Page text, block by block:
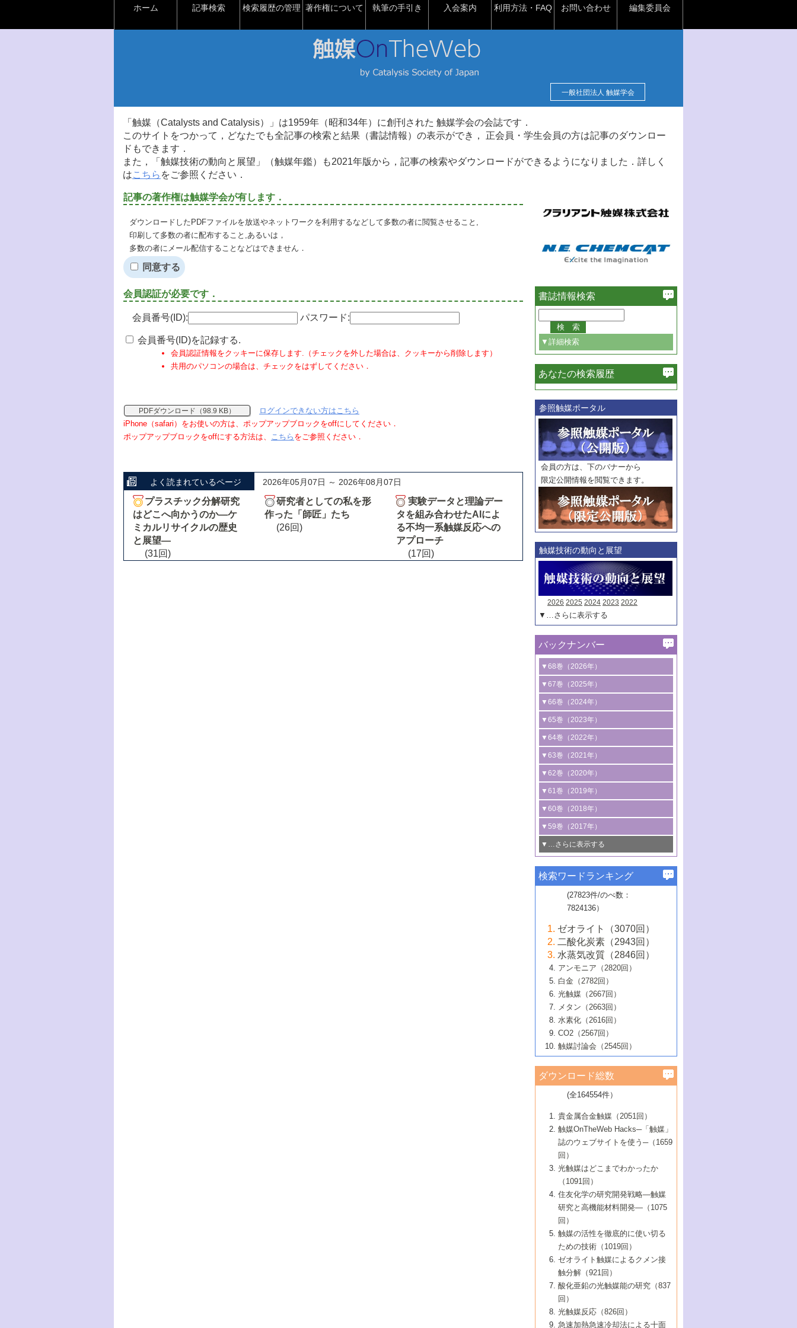
ホーム 記事検索 検索履歴の管理 著作権について 執筆の手引き 入会案内 利用方法・FAQ お問い合わせ 編集委員会
一般社団法人 触媒学会
「触媒（Catalysts and Catalysis）」は1959年（昭和34年）に創刊された 触媒学会の会誌です．
このサイトをつかって，どなたでも全記事の検索と結果（書誌情報）の表示ができ， 正会員・学生会員の方は記事のダウンロー
ドもできます．
また，「触媒技術の動向と展望」（触媒年鑑）も2021年版から，記事の検索やダウンロードができるようになりました．詳しく
はこちら をご参照ください．
記事の著作権は触媒学会が有します．
ダウンロードしたPDFファイルを放送やネットワークを利用するなどして多数の者に閲覧させること,
印刷して多数の者に配布すること,あるいは，
多数の者にメール配信することなどはできません．
同意する
会員認証が必要です．
会員番号(ID): パスワード:
会員番号(ID)を記録する.
会員認証情報をクッキーに保存します.（チェックを外した場合は、クッキーから削除します）
共用のパソコンの場合は、チェックをはずしてください．
PDFダウンロード（98.9 KB）
ログインできない方はこちら
iPhone（safari）をお使いの方は、ポップアップブロックをoffにしてください．
ポップアップブロックをoffにする方法は、 こちら をご参照ください．
よく読まれているページ 2026年05月07日 ～ 2026年08月07日
プラスチック分解研究
はどこへ向かうのか―ケ
ミカルリサイクルの歴史
と展望―
(31回)
研究者としての私を形
作った「師匠」たち
(26回)
実験データと理論デー
タを組み合わせたAIによ
る不均一系触媒反応への
アプローチ
(17回)
書誌情報検索
▼詳細検索
必ず含む
巻・号指定
巻
号
範囲指定
巻
号～
巻
号
触媒年鑑
年度
記事種別
マーク：
マークあり
あなたの検索履歴
参照触媒ポータル
会員の方は、下のバナーから
限定公開情報を閲覧できます。
触媒技術の動向と展望
2026 2025 2024 2023 2022
▼…さらに表示する
バックナンバー
▼68巻（2026年）
1号 過酸化水素合成に関する研究動向
2号 コンピューター技術により加速する
触媒開発
3号 有機分子変換やCO 資源化のための
光触媒に関する最近の研究
B号 第137回触媒討論会（2026年）
▼67巻（2025年）
1号 CO
水素化によるグリーン燃料/グリ
ーンケミカル製造
2号 水素製造のための水分解技術に関す
る最近の研究
3号 オレフィン系樹脂の精密合成に関す
る最新技術
4号 アルコール類の効率的変換を実現す
る非貴金属触媒の研究動向
5号 ゼオライトの合成と応用における研
究動向
6号 ヘテロ接合界面
B号 第135回触媒討論会（2025年）
▼66巻（2024年）
1号 低次元ナノ構造を有する触媒材料
2号 規制反応場を活用した固体触媒研究
の新展開
3号 未踏分子変換を目指した酸化触媒プ
ロセスの最前線
4号 シンクロトロン放射光および中性子
線を利用した触媒解析技術の最先端
5号 単原子触媒
6号 参照触媒委員会からのお知らせ
B号 第133回触媒討論会（2023年）
▼65巻（2023年）
1号 炭素が関わる触媒機能
2号 プラスチックケミカルリサイクルの
ための触媒技術
3号 非酸化物系金属化合物を基盤とした
触媒材料の開発
4号 格子酸素・格子酸素欠陥を利用した
触媒反応
5号 生体触媒によるエネルギー変換反応
6号 窒素とリンの循環のための触媒・機
能性材料
▼64巻（2022年）
1号 合成ガス製造とCOを用いるケミカル
ズ合成の最新動向
2号 化学品合成のための合金触媒開発
3号 CO の排出削減および有効活用のた
めの触媒技術
4号 若手による情報発信企画～とびたて
若き触媒の研究者たち～（1）
若き触媒の研究者たち～（2）
6号 石油のノーブル・ユースを志向した
触媒技術
大学：オンライン・対面開催）
▼63巻（2021年）
1号 金触媒の新展開
2号 ペロブスカイト
3号 特殊反応場を利用した触媒的分子変
換反応
4号 多孔質材料を用いた触媒の新展開
5号 情報学的手法を用いた触媒開発
6号 カーボンニュートラルに向けた電解
技術
B号 第127回触媒討論会（2021年・オン
ライン開催(Zoom)のみ）
▼62巻（2020年）
1号 触媒設計を拓く欠陥構造のキャラク
タリゼーション
2号 機能化学品製造に資するクリーンな
触媒的酸化反応
3号 水処理のための触媒化学
4号 光触媒を用いた水分解の最新の研究
動向
5号 次世代の触媒プロセスを支えるマイ
6号 メタン転換技術の最新動向
B号 第125回触媒討論会（2020年・工学
院大学）
▼61巻（2019年）
1号 物質移動制御に着目した触媒プロセ
ス開発
2号 CO2 フリー水素サプライチェーンに
関わる触媒開発動向
3号 精密高分子合成に関する最近の研究
動向
4号 バイオマス化成品製造のための触媒
5号 固体触媒による含窒素有機化合物変
換の最前線
6号 貴金属使用量低減に向けた自動車排
ガス浄化触媒の開発
B号 第123回触媒討論会（2019年・大阪
▼60巻（2018年）
1号 固体酸触媒の最新の研究動向
2号 二酸化炭素からの有用化学品合成
3号 ナノ粒子・クラスター触媒の最前線
4号 60周年記念企画
5号 進化するゼオライト合成技術
6号 非貴金属系触媒における電気化学的
B号 第121回触媒討論会（2018年・東京
大学）
▼59巻（2017年）
1号 いたるところに，触媒
最先端技術
3号 無機分離膜材料の開発と触媒反応プ
ロセスへの適用
5号 水素のふるまいを解き明かす最先端
研究
6号 低級アルカンの有効利用のための触
媒技術
B号 第119回触媒討論会（2017年・首都
大学東京）
▼…さらに表示する
1号 ユニークな構造の高分子を生み出す触
2号 リグニンからの化成品製造に向けた触
媒技術
3号 触媒研究の最先端～とびたて若き研究
者たち～（1）
4号 触媒研究の最先端～とびたて若き研究
者たち～（2）
5号 触媒研究の最先端～とびたて若き研究
者たち～（3）
6号 イオニクス材料と燃料電池・電解合成
の最新の研究動向
B号 第117回触媒討論会（2016年・大阪府
立大学）
▼57巻（2015年）
1号 水素キャリアにかかわる触媒技術の新
2号 石油精製用触媒の最近の進展
3号 固体酸化物形燃料電池（SOFC）におけ
るアノード触媒上での燃料直接改質技術
4号 コアシェル構造の制御による触媒機能
5号 工業触媒およびその周辺技術の最近の
進歩
6号 ナノシート
B号 第115回触媒討論会（2015年・成蹊大
▼56巻（2014年）
2号 光触媒反応機構に関する最新の研究動
向
開発動向
4号 人工光合成に向けた近年のアプローチ
5号 未利用熱エネルギーの有効活用に貢献
する触媒技術
6号 ポリオキソメタレート
B号 第113回触媒討論会（2014年・ロワジ
ールホテル豊橋）
1号 高耐久性燃料電池システム用触媒にお
ける新展開
2号 リビングラジカル重合の最近の動向
3号 天然ガスの化学工業的展開に関する触
媒技術
4号 貴金属触媒の精密構造制御とその活用
5号 バイオマス化成品製造のための固体触
6号 ナノ空間─吸着状態解析から新機能開拓
B号 第111回触媒討論会（2013年・関西大
▼54巻（2012年）
1号 規則性多孔体の利用技術における最近
の進歩
2号 第109回触媒討論会
3号 貴金属低減技術の最新動向
4号 貴金属代替技術の最新動向
5号 光触媒による物質変換反応の新展開
6号 グラフェン
7号 水素を利用する化成品合成の新潮流
▼53巻（2011年）
1号 金属学から見る合金触媒の新展開
2号 第107回触媒討論会
3号 触媒のその場観察法の進歩（１）
4号 触媒のその場観察法の進歩（２）
5号 不活性結合の触媒的活性化による有機
合成
6号 新しい固体酸触媒技術
7号 ゼオライト合成における最近の進歩
▼52巻（2010年）
1号 触媒の劣化対策と長寿命触媒開発
2号 第105回触媒討論会
3号 ナノ構造が拓く新機能
4号 活性サイトおよびその環境の精密な設
計による触媒の高機能化
5号 触媒を有効に使うための技術
7号 有機分子触媒による精密有機合成
8号 高機能化ポリオレフィンに向けた重合
触媒の最近の進展
1号 炭素材料－熱い注目を集める材料－
2号 第103回触媒討論会
3号 環境浄化用光触媒の現状と課題
4号 水素社会の実現に向けた水素製造・貯
蔵技術の進歩
5号 CO2が関わる触媒・材料
7号 持続可能社会実現のための触媒および
触媒関連技術
▼50巻（2008年）
1号 触媒化学と学会のこの10年，半世紀，
そして未来
2号 第101回触媒討論会
4号 錯体を利用したユニークな表面構造の
構築と機能
5号 若手会員による触媒研究の未来展望1：
企業編
6号 第102回触媒討論会
7号 触媒・化学反応における計算化学の進
8号 若手研究者による触媒研究の未来展望
2：大学・研究所編
▼49巻（2007年）
1号 含フッ素化合物の合成と触媒
2号 第99回触媒討論会
3号 実用的ファインケミカル合成プロセス
を実現する触媒
5号 こんな物質，あんな物質―新たな触媒
の可能性―
7号 『結晶の化学』を活かした触媒研究
8号 イオン液体の応用
▼48巻（2006年）
1号 固体酸触媒の最近の進歩
2号 第97回触媒討論会
3号 リビング重合触媒の最近の展開
5号 水素製造・貯蔵のための触媒技術の新
しい展開
6号 第98回触媒討論会
7号 基礎化学品製造の触媒技術
8号 多機能型リアクター
1号 最近の触媒担体とその効果
2号 第95回触媒討論会
4号 水分解用光触媒材料
5号 時間分解分光の進歩と応用
6号 第96回触媒討論会
8号 超臨界流体を用いた化学プロセスの新
▼46巻（2004年）
1号 部分酸化反応触媒の最前線
2号 第93回触媒討論会
3号 特殊エネルギー場の触媒反応
4号 生体内における金属の触媒作用
5号 ファインケミカルズの展開に寄与する
6号 第94回触媒討論会
7号 サブナノレベルでみた新しい表面現象
8号 オレフィン重合触媒の新たな展
▼45巻（2003年）
1号 なぜこの触媒が良いのか？
2号 第91回触媒討論会
3号 最近の自動車排ガス処理技術
4号 触媒研究の現状と将来─第90回触媒討論
5号 基礎化学品製造の触媒技術
6号 第92回触媒討論会
7号 基礎化学品製造の触媒技術
8号 資源の循環と触媒技術
▼44巻（2002年）
1号 高次制御された触媒の化学
2号 第89回触媒討論会
3号 触媒を利用した電気化学の新展開
4号 ナノ材料の調製と機能化
5号 こんな触媒が欲しい
6号 第90回触媒討論会
7号 触媒研究と学術雑誌/情報
8号 若い世代からみた触媒化学の現状と未
▼43巻（2001年）
1号 グリーンケミストリーと触媒
2号 第87回触媒討論会特集号
3号 生体触媒とバイオプロセス
4号 水素製造・利用の触媒化学
5号 触媒研究における新しい切り口：コン
ビナトリアルケミストリー
6号 第88回触媒討論会特集号
7号 企業における触媒研究のブレークスル
8号 この材料を触媒として使ってみません
▼42巻（2000年）
1号 触媒反応工学の明日を拓く
2号 第85回触媒討論会
3号 反応ダイナミクス
5号 触媒のおもしろさをどのように伝える
6号 第86回触媒討論会
7号 水素化精製触媒の新しい展開
8号 新しい反応性と機能性を目指した金属
クラスタ-化学
▼41巻（1999年）
1号 孔、穴、あな?-特異な空間とその利用-
2号 第83回触媒討論会
3号 均一系触媒反応最前線
4号 実用炭素材料の新展開
5号 研究の方法論を考える
7号 機能性金属材料と触媒
8号 触媒研究へのNMRの応用と展望
▼40巻（1998年）
進展と21世紀への提言/創立40周年記念・触
媒学会この10年の歩みとこれから/創立40周
2号 第81回触媒討論会
3号 計算機触媒化学へのさそい
4号 触媒劣化の制御と予測
5号 最新の実用プロセスと触媒
6号 第82回触媒討論会
1号 均一系と不均一系触媒反応-その特徴と
接点
2号 第79回触媒討論会
3号 最新NO除去触媒の実用化研究
4号 新しい反応場を目指した触媒調製
5号 反応・分離技術の新しい展開
6号 第80回触媒討論会
▼38巻（1996年）
1号 触媒の構造と触媒作用/C1化学を中心と
する21世紀への触媒
3号 オリンピックメダル:金・銀・銅はどん
な触媒作用を示すか
4号 触媒作用における機能の複合化
▼37巻（1995年）
1号 ファインケミカルズと固体触媒
2号 第75回触媒討論会
3号 希土類を利用した触媒
4号 触媒とリサイクル
5号 エネルギー変換触媒
▼36巻（1994年）
1号 電気化学と触媒
2号 第73回触媒討論会
3号 C4化学の展開
4号 《通常号》
▼35巻（1993年）
1号 工業触媒開発マニュアル―探索から工
業化まで
2号 第71回触媒討論会
▼34巻（1992年）
1号 インパクトを与えたこの研究
2号 第69回触媒討論会
▼33巻（1991年）
1号 触媒プロセス開発マニュアル―探索か
▼32巻（1990年）
検索ワードランキング
(27823件/のべ数：
7824136）
ゼオライト（3070回）
二酸化炭素（2943回）
水蒸気改質（2846回）
アンモニア（2820回）
白金（2782回）
光触媒（2667回）
メタン（2663回）
水素化（2616回）
CO2（2567回）
触媒討論会（2545回）
ダウンロード総数
(全164554件）
貴金属合金触媒（2051回）
触媒OnTheWeb Hacks─「触媒」
誌のウェブサイトを使う─（1659
回）
光触媒はどこまでわかったか
（1091回）
住友化学の研究開発戦略―触媒
研究と高機能材料開発―（1075
回）
触媒の活性を徹底的に使い切る
ための技術（1019回）
ゼオライト触媒によるクメン接
触分解（921回）
酸化亜鉛の光触媒能の研究（837
回）
光触媒反応（826回）
急速加熱急速冷却法による十面